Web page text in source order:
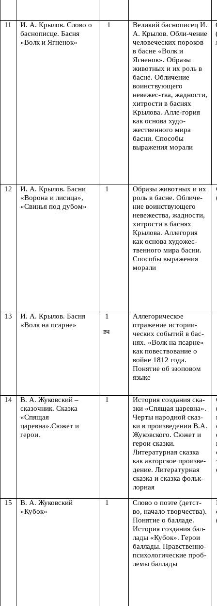
11
И. А. Крылов. Слово о
баснописце. Басня
«Волк и Ягненок»
1
Великий баснописец И.
А. Крылов. Обли-чение
человеческих пороков
в басне «Волк и
Ягненок». Образы
животных и их роль в
басне. Обличение
воинствующего
невежес-тва, жадности,
хитрости в баснях
Крылова. Алле-гория
как основа худо-
жественного мира
басни. Способы
выражения морали
12
И. А. Крылов. Басни
«Ворона и лисица»,
«Свинья под дубом»
1
Образы животных и их
роль в басне. Обличе-
ние воинствующего
невежества, жадности,
хитрости в баснях
Крылова. Аллегория
как основа художес-
твенного мира басни.
Способы выражения
морали
13
И. А. Крылов. Басня
«Волк на псарне»
1
вч
Аллегорическое
отражение истории-
ческих событий в бас-
нях. «Волк на псарне»
как повествование о
войне 1812 года.
Понятие об эзоповом
языке
14
В. А. Жуковский –
сказочник. Сказка
«Спящая
царевна».Сюжет и
герои.
1
История создания ска-
зки «Спящая царевна».
Черты народной сказ-
ки в произведении В.А.
Жуковского. Сюжет и
герои сказки.
Литературная сказка
как авторское произве-
дение. Литературная
сказка и сказка фольк-
лорная
15
В. А. Жуковский
«Кубок»
1
Слово о поэте (детст-
во, начало творчества).
Понятие о балладе.
История создания бал-
лады «Кубок». Герои
баллады. Нравственно-
психологические проб-
лемы баллады